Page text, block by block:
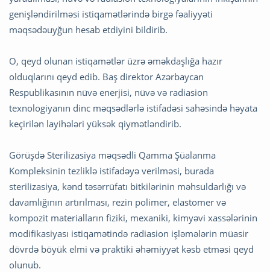
genişləndirilməsi istiqamətlərində birgə fəaliyyəti
məqsədəuyğun hesab etdiyini bildirib.
O, qeyd olunan istiqamətlər üzrə əməkdaşlığa hazır
olduqlarını qeyd edib. Baş direktor Azərbaycan
Respublikasının nüvə enerjisi, nüvə və radiasion
texnologiyanın dinc məqsədlərlə istifadəsi sahəsində həyata
keçirilən layihələri yüksək qiymətləndirib.
Görüşdə Sterilizasiya məqsədli Qamma Şüalanma
Kompleksinin tezliklə istifadəyə verilməsi, burada
sterilizasiya, kənd təsərrüfatı bitkilərinin məhsuldarlığı və
davamlığının artırılması, rezin polimer, elastomer və
kompozit materialların fiziki, mexaniki, kimyəvi xassələrinin
modifikasiyası istiqamətində radiasion işləmələrin müasir
dövrdə böyük elmi və praktiki əhəmiyyət kəsb etməsi qeyd
olunub.